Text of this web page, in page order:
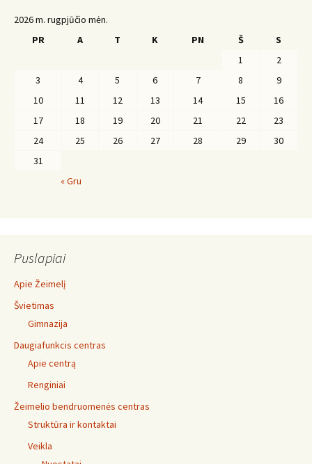
2026 m. rugpjūčio mėn.
PR
A T K PN Š
S
1
2
3
4 5 6 7 8
9
10
11 12 13 14 15
16
17
18 19 20 21 22
23
24
25 26 27 28 29
30
31
« Gru
Puslapiai
Apie Žeimelį
Švietimas
Gimnazija
Daugiafunkcis centras
Apie centrą
Renginiai
Žeimelio bendruomenės centras
Struktūra ir kontaktai
Veikla